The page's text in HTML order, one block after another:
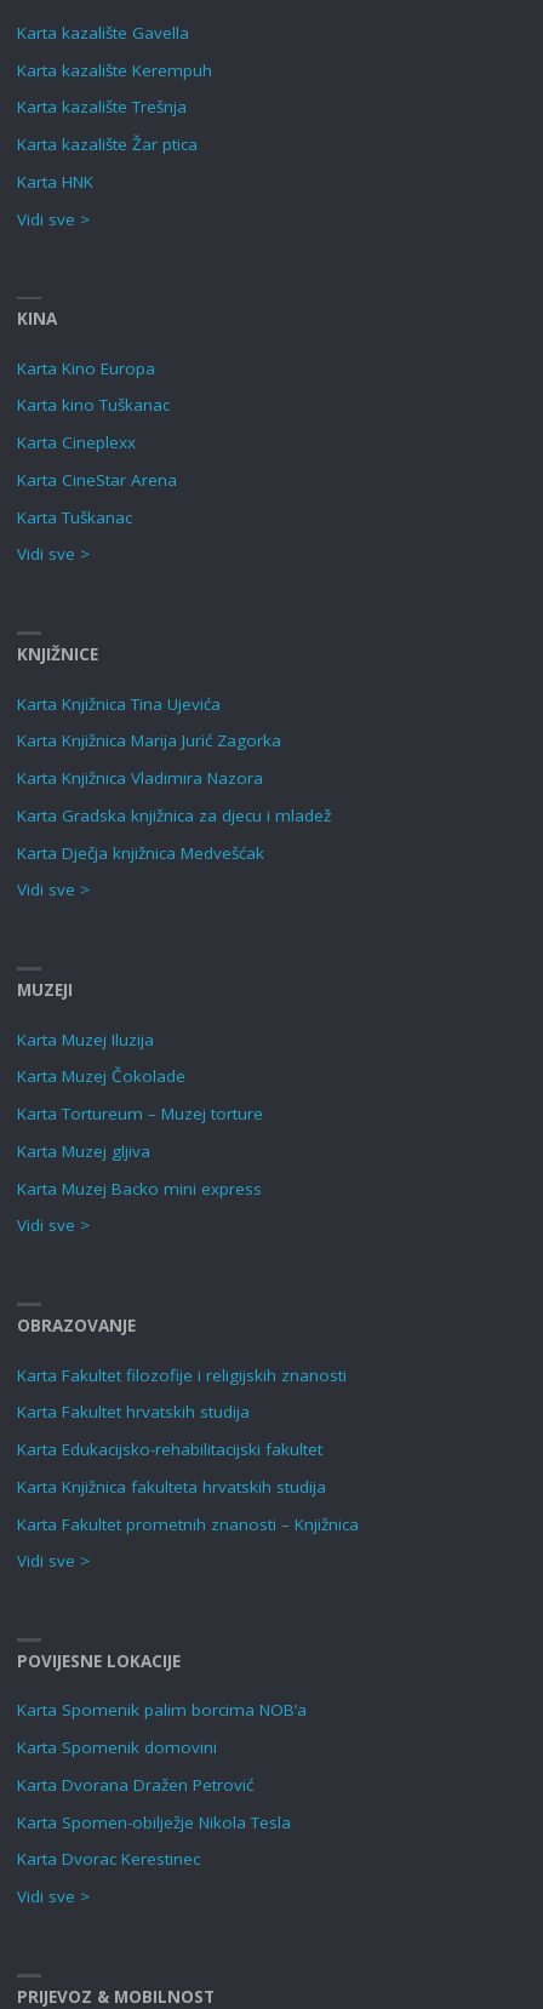
Karta kazalište Gavella
Karta kazalište Kerempuh
Karta kazalište Trešnja
Karta kazalište Žar ptica
Karta HNK
Vidi sve >
KINA
Karta Kino Europa
Karta kino Tuškanac
Karta Cineplexx
Karta CineStar Arena
Karta Tuškanac
Vidi sve >
KNJIŽNICE
Karta Knjižnica Tina Ujevića
Karta Knjižnica Marija Jurić Zagorka
Karta Knjižnica Vladimira Nazora
Karta Gradska knjižnica za djecu i mladež
Karta Dječja knjižnica Medvešćak
Vidi sve >
MUZEJI
Karta Muzej Iluzija
Karta Muzej Čokolade
Karta Tortureum – Muzej torture
Karta Muzej gljiva
Karta Muzej Backo mini express
Vidi sve >
OBRAZOVANJE
Karta Fakultet filozofije i religijskih znanosti
Karta Fakultet hrvatskih studija
Karta Edukacijsko-rehabilitacijski fakultet
Karta Knjižnica fakulteta hrvatskih studija
Karta Fakultet prometnih znanosti – Knjižnica
Vidi sve >
POVIJESNE LOKACIJE
Karta Spomenik palim borcima NOB’a
Karta Spomenik domovini
Karta Dvorana Dražen Petrović
Karta Spomen-obilježje Nikola Tesla
Karta Dvorac Kerestinec
Vidi sve >
PRIJEVOZ & MOBILNOST